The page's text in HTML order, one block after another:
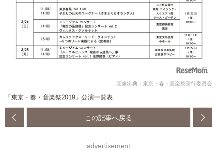
画像出典：東京・春・音楽祭実行委員会
「東京・春・音楽祭2019」公演一覧表
この記事へ戻る
advertisement